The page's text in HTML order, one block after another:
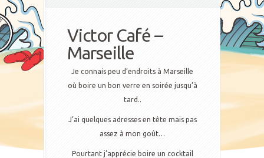
Victor Café –
Marseille
Je connais peu d’endroits à Marseille
où boire un bon verre en soirée jusqu’à
tard..
J’ai quelques adresses en tête mais pas
assez à mon goût…
Pourtant j’apprécie boire un cocktail